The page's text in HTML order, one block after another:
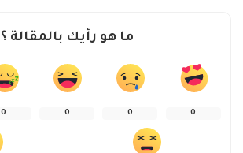
ما هو رأيك بالمقالة ؟
0
0
0
0